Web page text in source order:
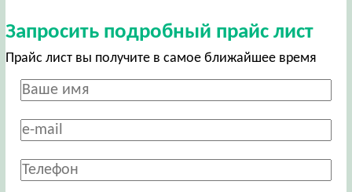
Запросить подробный прайс лист
Прайс лист вы получите в самое ближайшее время